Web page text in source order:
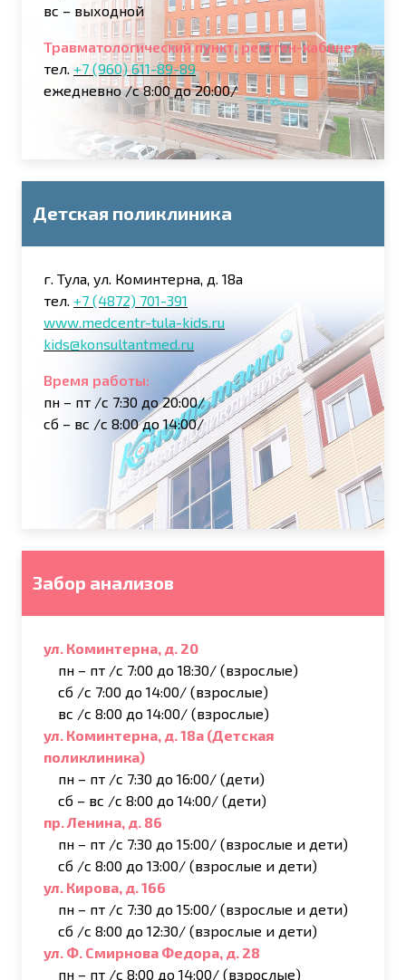
вс – выходной
Травматологический пункт, рентген-кабинет
тел. +7 (960) 611-89-89
ежедневно /с 8:00 до 20:00/
Детская поликлиника
г. Тула, ул. Коминтерна, д. 18а
тел. +7 (4872) 701-391
www.medcentr-tula-kids.ru
kids@konsultantmed.ru
Время работы:
пн – пт /с 7:30 до 20:00/
сб – вс /с 8:00 до 14:00/
Забор анализов
ул. Коминтерна, д. 20
пн – пт /с 7:00 до 18:30/ (взрослые)
сб /с 7:00 до 14:00/ (взрослые)
вс /с 8:00 до 14:00/ (взрослые)
ул. Коминтерна, д. 18а (Детская
поликлиника)
пн – пт /с 7:30 до 16:00/ (дети)
сб – вс /с 8:00 до 14:00/ (дети)
пр. Ленина, д. 86
пн – пт /с 7:30 до 15:00/ (взрослые и дети)
сб /с 8:00 до 13:00/ (взрослые и дети)
ул. Кирова, д. 166
пн – пт /с 7:30 до 15:00/ (взрослые и дети)
сб /с 8:00 до 12:30/ (взрослые и дети)
ул. Ф. Смирнова Федора, д. 28
пн – пт /с 8:00 до 14:00/ (взрослые)